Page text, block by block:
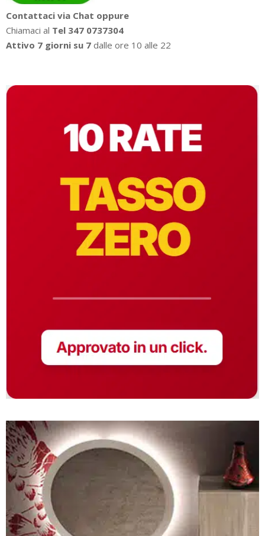
Contattaci via Chat oppure
Chiamaci al Tel 347 0737304
Attivo 7 giorni su 7 dalle ore 10 alle 22